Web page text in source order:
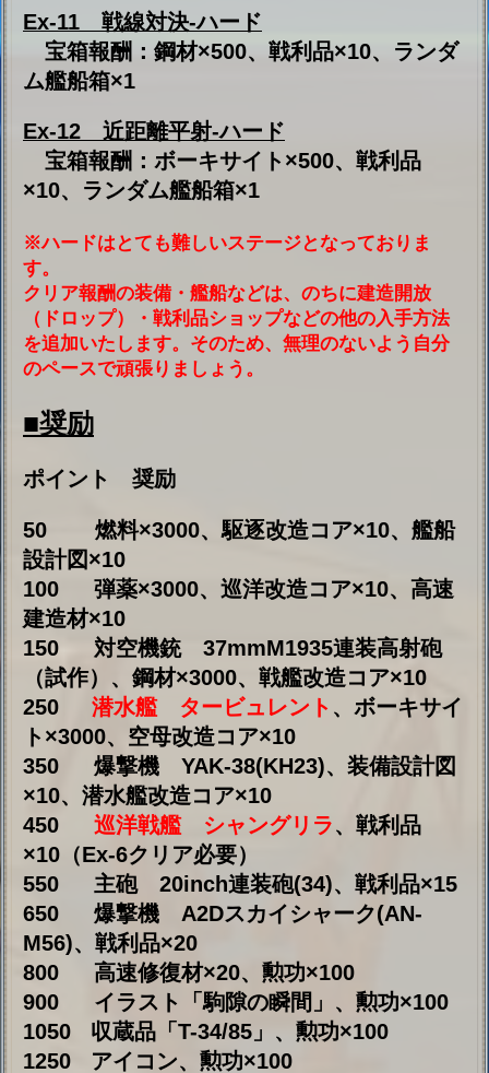
350 爆撃機 YAK-38(KH23)、装備設計図
×10、潜水艦改造コア×10
450巡洋戦艦 シャングリラ、戦利品
×10（Ex-6クリア必要）
650 爆撃機 A2Dスカイシャーク(AN-
M56)、戦利品×20
800 高速修復材×20、勲功×100
900 イラスト「駒隙の瞬間」、勲功×100
1050 収蔵品「T-34/85」、勲功×100
1400 ダメコン×1、勲功×100
1550 サプライズ箱×6、勲功×100
1700 キャンディー箱×6、勲功×100
1850 グルメ箱×6、勲功×100
2000 インテリア箱×6、戦利品×15
2150 高級サプライズ箱×6、戦利品×50
2350 高級インテリア箱×6、戦利品×75
◆新規限定海域のドロップ
・軽巡洋艦 バッグレイ ・駆逐艦 デュ
ゲイ・トルーアン
◆戦利品ショップに追加された勲
功値交換品◆
＜期間限定交換品＞
交換期間：2025年8月3日14:00:00～8月24日
13:59:59
・軽巡洋艦 バッグレイ ・駆逐艦 デュ
ゲイ・トルーアン ・戦利品ｘ10
◆衣装セール◆
2025年8月1日14:00:00～2025年8月22日
13:59:59
※セール内容は開始後ゲーム内にてご確認く
ださい
◆衣装追加◆
フォーミダブル 「海上ハートハンター大作
戦」
加賀 「曦光流虹」
高波 「海天秘境」